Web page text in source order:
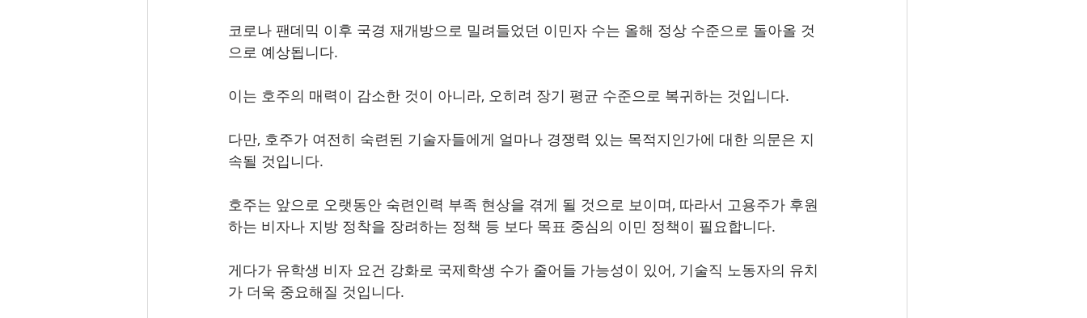
코로나 팬데믹 이후 국경 재개방으로 밀려들었던 이민자 수는 올해 정상 수준으로 돌아올 것
으로 예상됩니다.
이는 호주의 매력이 감소한 것이 아니라, 오히려 장기 평균 수준으로 복귀하는 것입니다.
다만, 호주가 여전히 숙련된 기술자들에게 얼마나 경쟁력 있는 목적지인가에 대한 의문은 지
속될 것입니다.
호주는 앞으로 오랫동안 숙련인력 부족 현상을 겪게 될 것으로 보이며, 따라서 고용주가 후원
하는 비자나 지방 정착을 장려하는 정책 등 보다 목표 중심의 이민 정책이 필요합니다.
게다가 유학생 비자 요건 강화로 국제학생 수가 줄어들 가능성이 있어, 기술직 노동자의 유치
가 더욱 중요해질 것입니다.